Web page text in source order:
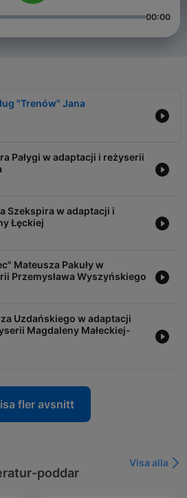
00:00
"Trenów" Jana
Pałygi w adaptacji i reżyserii
Szekspira w adaptacji i
Łęckiej
Mateusza Pakuły w
Przemysława Wyszyńskiego
Uzdańskiego w adaptacji
Magdaleny Małeckiej-
fler avsnitt
poddar
Visa alla